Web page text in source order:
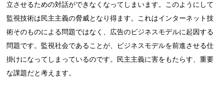
立させるための対話ができなくなってしまいます。このようにして
監視技術は民主主義の脅威となり得ます。これはインターネット技
術そのものによる問題ではなく、広告のビジネスモデルに起因する
問題です。監視社会であることが、ビジネスモデルを前進させる仕
掛けになってしまっているのです。民主主義に害をもたらす、重要
な課題だと考えます。